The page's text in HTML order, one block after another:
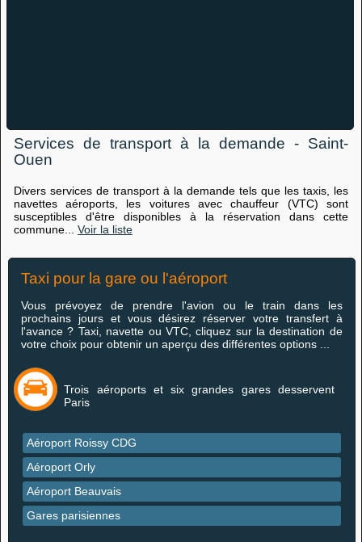
Services de transport à la demande - Saint-
Ouen
Divers services de transport à la demande tels que les taxis, les
navettes aéroports, les voitures avec chauffeur (VTC) sont
susceptibles d'être disponibles à la réservation dans cette
commune... Voir la liste
Taxi pour la gare ou l'aéroport
Vous prévoyez de prendre l'avion ou le train dans les
prochains jours et vous désirez réserver votre transfert à
l'avance ? Taxi, navette ou VTC, cliquez sur la destination de
votre choix pour obtenir un aperçu des différentes options ...
Trois aéroports et six grandes gares desservent
Paris
Aéroport Roissy CDG
Aéroport Orly
Aéroport Beauvais
Gares parisiennes